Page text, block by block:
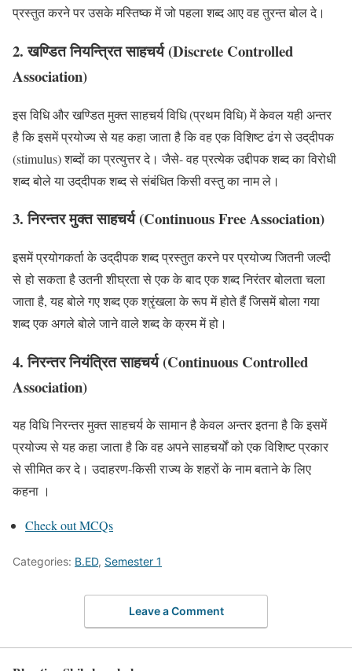
प्रस्तुत करने पर उसके मस्तिष्क में जो पहला शब्द आए वह तुरन्त बोल दे।
2. खण्डित नियन्त्रित साहचर्य (Discrete Controlled
Association)
इस विधि और खण्डित मुक्त साहचर्य विधि (प्रथम विधि) में केवल यही अन्तर
है कि इसमें प्रयोज्य से यह कहा जाता है कि वह एक विशिष्ट ढंग से उद्‌दीपक
(stimulus) शब्दों का प्रत्युत्तर दे। जैसे- वह प्रत्येक उ‌द्दीपक शब्द का विरोधी
शब्द बोले या उद्‌दीपक शब्द से संबंधित किसी वस्तु का नाम ले।
3. निरन्तर मुक्त साहचर्य (Continuous Free Association)
इसमें प्रयोगकर्ता के उद्‌दीपक शब्द प्रस्तुत करने पर प्रयोज्य जितनी जल्दी
सेहो सकता है उतनी शीघ्रता से एक के बाद एक शब्द निरंतर बोलता चला
जाता है, यह बोले गए शब्द एक श्रृंखला के रूप में होते हैं जिसमें बोला गया
शब्द एक अगले बोले जाने वाले शब्द के क्रम में हो।
4. निरन्तर नियंत्रित साहचर्य (Continuous Controlled
Association)
यह विधि निरन्तर मुक्त साहचर्य के सामान है केवल अन्तर इतना है कि इसमें
प्रयोज्य से यह कहा जाता है कि वह अपने साहचर्यों को एक विशिष्ट प्रकार
से सीमित कर दे। उदाहरण-किसी राज्य के शहरों के नाम बताने के लिए
कहना ।
Check out MCQs
Categories: B.ED, Semester 1
Leave a Comment